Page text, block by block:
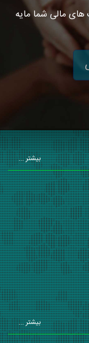
مالی شما مایه
بیشتر ...
بیشتر ...